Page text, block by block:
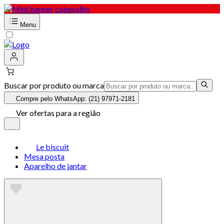
Menu
Buscar por produto ou marca
Compre pelo WhatsApp: (21) 97971-2181
Ver ofertas para a região
Le biscuit
Mesa posta
Aparelho de jantar